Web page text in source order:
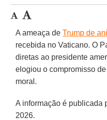
A ameaça deTrump de
recebida no Vaticano. O
diretas ao presidente
elogiou o compromisso de
moral.
A informação é publicada
2026.